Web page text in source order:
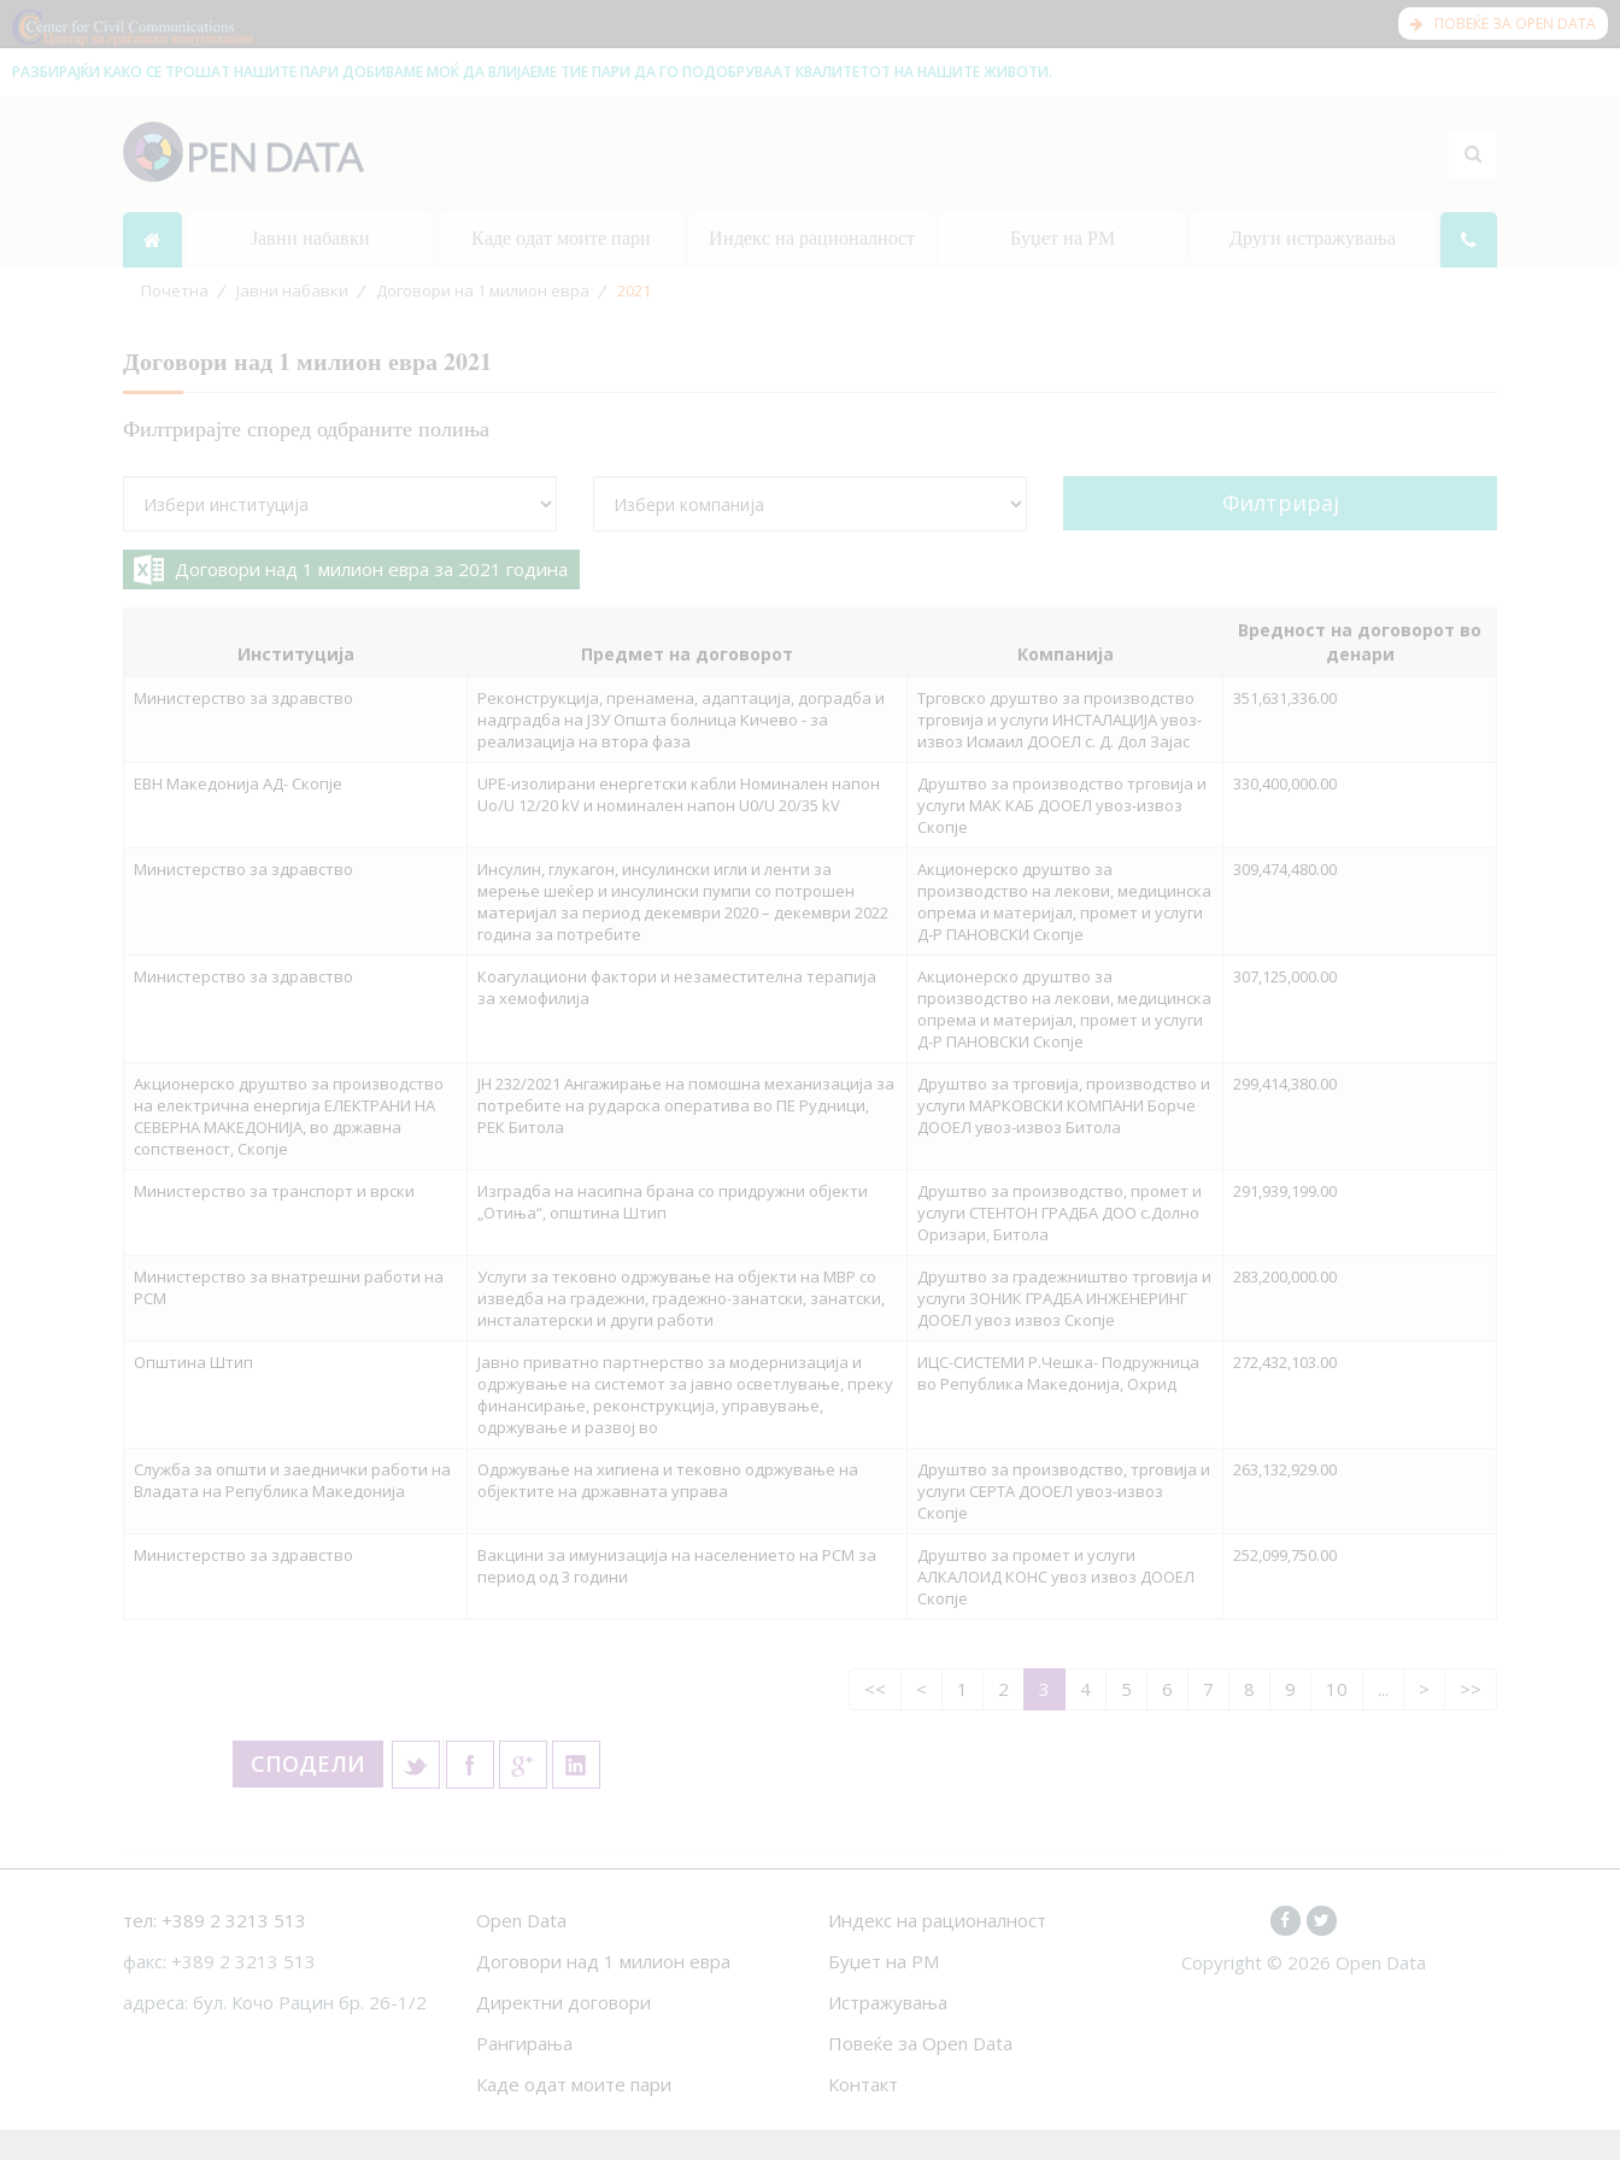
РАЗБИРАЈЌИ КАКО СЕ ТРОШАТ НАШИТЕ ПАРИ ДОБИВАМЕ МОЌ ДА ВЛИЈАЕМЕ ТИЕ ПАРИ ДА ГО ПОДОБРУВААТ КВАЛИТЕТОТ НА НАШИТЕ ЖИВОТИ.
ПОВЕЌЕ ЗА OPEN DATA
Јавни набавки Каде одат моите пари Индекс на рационалност Буџет на РМ Други истражувања
Почетна Јавни набавки Договори на 1 милион евра 2021
Договори над 1 милион евра 2021
Филтрирајте според одбраните полиња
Договори над 1 милион евра за 2021 година
Институција Предмет на договорот Компанија
Вредност на договорот во
денари
Министерство за здравство
Реконструкција, пренамена, адаптација, доградба и
надградба на ЈЗУ Општа болница Кичево - за
реализација на втора фаза
Трговско друштво за производство
трговија и услуги ИНСТАЛАЦИЈА увоз-
извоз Исмаил ДООЕЛ с. Д. Дол Зајас
351,631,336.00
ЕВН Македонија АД- Скопје
UPE-изолирани енергетски кабли Номинален напон
Uo/U 12/20 kV и номинален напон U0/U 20/35 kV
Друштво за производство трговија и
услуги МАК КАБ ДООЕЛ увоз-извоз
Скопје
330,400,000.00
Министерство за здравство
Инсулин, глукагон, инсулински игли и ленти за
мерење шеќер и инсулински пумпи со потрошен
материјал за период декември 2020 – декември 2022
година за потребите
Акционерско друштво за
производство на лекови, медицинска
опрема и материјал, промет и услуги
Д-Р ПАНОВСКИ Скопје
309,474,480.00
Министерство за здравство
Коагулациони фактори и незаместителна терапија
за хемофилија
Акционерско друштво за
производство на лекови, медицинска
опрема и материјал, промет и услуги
Д-Р ПАНОВСКИ Скопје
307,125,000.00
Акционерско друштво за производство
на електрична енергија ЕЛЕКТРАНИ НА
СЕВЕРНА МАКЕДОНИЈА, во државна
сопственост, Скопје
ЈН 232/2021 Ангажирање на помошна механизација за
потребите на рударска оператива во ПЕ Рудници,
РЕК Битола
Друштво за трговија, производство и
услуги МАРКОВСКИ КОМПАНИ Борче
ДООЕЛ увоз-извоз Битола
299,414,380.00
Министерство за транспорт и врски
Изградба на насипна брана со придружни објекти
„Отиња“, општина Штип
Друштво за производство, промет и
услуги СТЕНТОН ГРАДБА ДОО с.Долно
Оризари, Битола
291,939,199.00
Министерство за внатрешни работи на
РСМ
Услуги за тековно одржување на објекти на МВР со
изведба на градежни, градежно-занатски, занатски,
инсталатерски и други работи
Друштво за градежништво трговија и
услуги ЗОНИК ГРАДБА ИНЖЕНЕРИНГ
ДООЕЛ увоз извоз Скопје
283,200,000.00
Општина Штип
Jавно приватно партнерство за модернизација и
одржување на системот за јавно осветлување, преку
финансирање, реконструкција, управување,
одржување и развој во
ИЦС-СИСТЕМИ Р.Чешка- Подружница
во Република Македонија, Охрид
272,432,103.00
Служба за општи и заеднички работи на
Владата на Република Македонија
Одржување на хигиена и тековно одржување на
објектите на државната управа
Друштво за производство, трговија и
услуги СЕРТА ДООЕЛ увоз-извоз
Скопје
263,132,929.00
Министерство за здравство
Вакцини за имунизација на населението на РСМ за
период од 3 години
Друштво за промет и услуги
АЛКАЛОИД КОНС увоз извоз ДООЕЛ
Скопје
252,099,750.00
<< < 1 2 3 4 5 6 7 8 9 10 ... > >>
СПОДЕЛИ
тел: +389 2 3213 513
факс: +389 2 3213 513
адреса: бул. Кочо Рацин бр. 26-1/2
Open Data
Договори над 1 милион евра
Директни договори
Рангирања
Каде одат моите пари
Индекс на рационалност
Буџет на РМ
Истражувања
Повеќе за Open Data
Контакт
Copyright © 2026 Open Data